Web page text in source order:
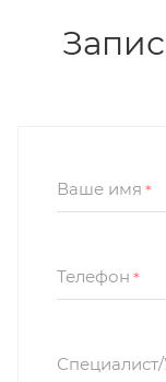
Ваше имя *
Телефон *
Специалист/